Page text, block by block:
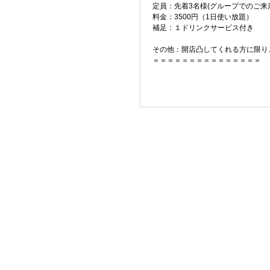
定員：先着3名様(グループでのご
料金：3500円（1日使い放題）
補足：１ドリンクサービス付き
その他：開店凸してくれる方に限
＝＝＝＝＝＝＝＝＝＝＝＝＝＝＝